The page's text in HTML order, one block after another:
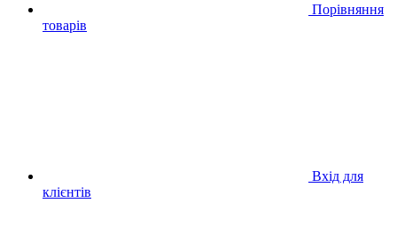
Порівняння
товарів
Вхід для
клієнтів